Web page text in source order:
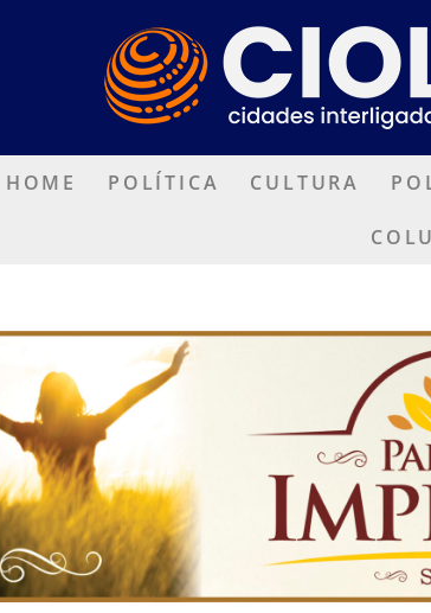
HOME POLÍTICA CULTURA